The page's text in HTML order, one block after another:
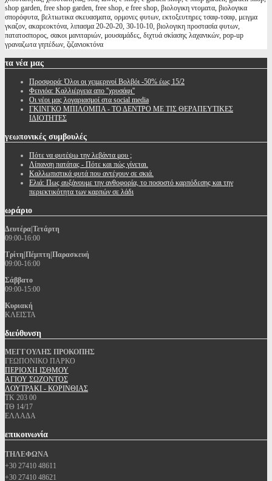
shop garden, free shop garden, free shop, e free shop, βιολογικη ντοματα, βιολογικα
σπορόφυτα, βελτιωτικα σκευασματα, ορμονες φυτων, εκτοξευτηρες τσαφ-τσαφ, μειγμα
γκαζον, ακαρεοκτόνα, λιπασμα 20-20-20, 30-10-10, βιολογικη προστασία φυτων,
πατατοσπορος, σακοι μανιταριών, μουσαμάδες, διχτυά σκίασης λαχανικών, pop-up
γραναζωτα γηπέδων, ζιζανιοκτόνα
τα νέα μας
Προσφορά: Όλοι οι χειμερινοί Βολβόι -50% έως 15/2
Φειγιόα: Καλλιέργεια απο ''χρυσάφι''
Oι νέοι μας λογαριασμοί στα social media
ΓΚΙΝΓΚΟ ΜΠΙΛΟΜΠΑ - ΤΟ ΔΕΝΤΡΟ ΜΕ ΤΙΣ ΘΕΡΑΠΕΥΤΙΚΕΣ
ΙΔΙΟΤΗΤΕΣ
γεωπονικές συμβουλές
Πότε να φυτέψω την λεβάντα μου ;
Λίπανση πατάτας - Πότε και πώς γίνεται.
Καλλωπιστικά φυτά που αντέχουν σε σκιά.
Ελιά: Πως αυξάνουμε την ανθοφορία, το ποσοστό καρπόδεσης και την
περιεκτικότητα των καρπών σε λάδι
ωράριο
Δευτέρα|Τετάρτη
09:00-16:00
Τρίτη|Πέμπτη|Παρασκευή
09:00-16:00
Σάββατο
09:00-15:00
Κυριακή
ΚΛΕΙΣΤΑ
διεύθυνση
ΜΕΓΓΟΥΛΗΣ ΠΡΟΚΟΠΗΣ
ΓΕΩΠΟΝΙΚΟ ΠΑΡΚΟ
ΠΕΡΙΟΧΗ ΙΣΘΜΟΥ
ΑΓΙΟΥ ΣΩΖΟΝΤΟΣ
ΛΟΥΤΡΑΚΙ - ΚΟΡΙΝΘΙΑΣ
ΤΚ 203 00
ΤΘ 14/17
ΕΛΛΑΔΑ
επικοινωνία
ΤΗΛΕΦΩΝΑ
+30 27410 48611
+30 27410 48621